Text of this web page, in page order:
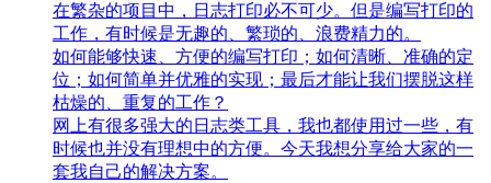
在繁杂的项目中，日志打印必不可少。但是编写打印的
工作，有时候是无趣的、繁琐的、浪费精力的。
如何能够快速、方便的编写打印；如何清晰、准确的定
位；如何简单并优雅的实现；最后才能让我们摆脱这样
枯燥的、重复的工作？
网上有很多强大的日志类工具，我也都使用过一些，有
时候也并没有理想中的方便。今天我想分享给大家的一
套我自己的解决方案。